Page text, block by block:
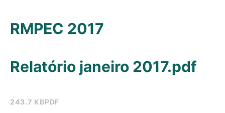
RMPEC 2017
243.7 KBPDF
Relatório janeiro 2017.pdf